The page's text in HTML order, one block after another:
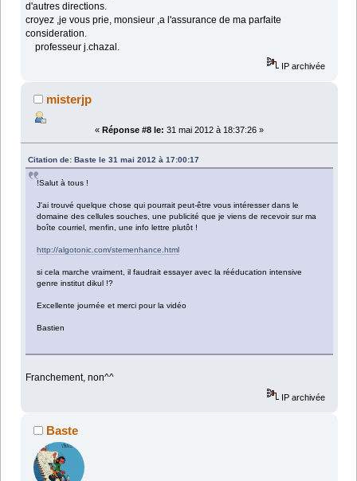
d'autres directions.
croyez ,je vous prie, monsieur ,a l'assurance de ma parfaite
consideration.
professeur j.chazal.
IP archivée
misterjp
« Réponse #8 le: 31 mai 2012 à 18:37:26 »
Citation de: Baste le 31 mai 2012 à 17:00:17
!Salut à tous !
J'ai trouvé quelque chose qui pourrait peut-être vous intéresser dans le
domaine des cellules souches, une publicité que je viens de recevoir sur ma
boîte courriel, menfin, une info lettre plutôt !
http://algotonic.com/stemenhance.html
si cela marche vraiment, il faudrait essayer avec la rééducation intensive
genre institut dikul !?
Excellente journée et merci pour la vidéo
Bastien
Franchement, non^^
IP archivée
Baste